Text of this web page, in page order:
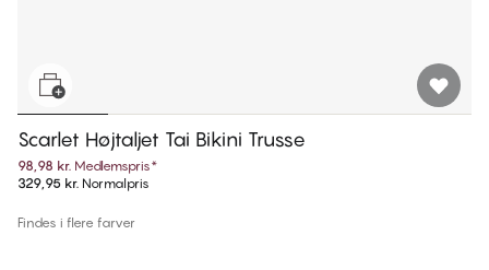
Scarlet Højtaljet Tai Bikini Trusse
98,98 kr. Medlemspris*
329,95 kr. Normalpris
Findes i flere farver